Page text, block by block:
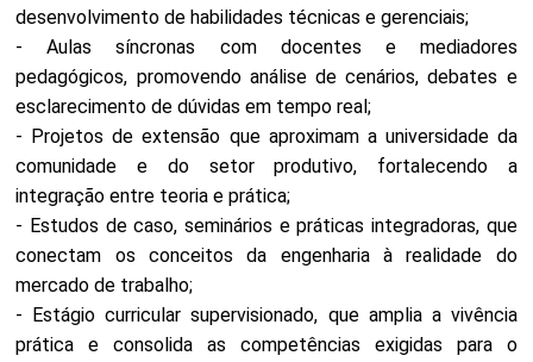
desenvolvimento de habilidades técnicas e gerenciais;
- Aulas síncronas com docentes e mediadores
pedagógicos, promovendo análise de cenários, debates e
esclarecimento de dúvidas em tempo real;
- Projetos de extensão que aproximam a universidade da
comunidade e do setor produtivo, fortalecendo a
integração entre teoria e prática;
- Estudos de caso, seminários e práticas integradoras, que
conectam os conceitos da engenharia à realidade do
mercado de trabalho;
- Estágio curricular supervisionado, que amplia a vivência
prática e consolida as competências exigidas para o